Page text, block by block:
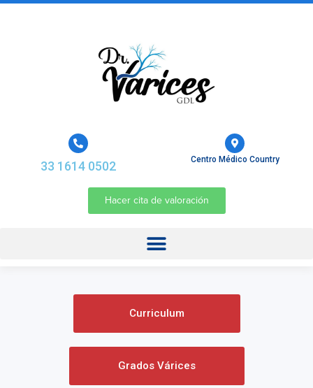
33 1614 0502 Centro Médico Country
Hacer cita de valoración
Curriculum
Grados Várices